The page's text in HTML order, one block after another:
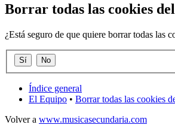
Borrar todas las cookies
¿Está seguro de que quiere borrar todas las
Índice general
El Equipo • Borrar todas las cookies
Volver a www.musicasecundaria.com